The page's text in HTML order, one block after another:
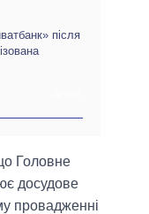
після
Головне
досудове
провадженні